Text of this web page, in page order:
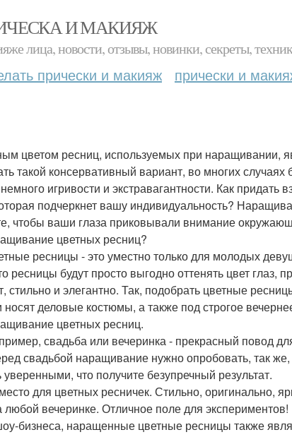
И МАКИЯЖ
лица, новости, отзывы, новинки, секреты,
прически и макияж прически и
цветом ресниц, используемых при наращивании,
такой консервативный вариант, во многих
игривости и экстравагантности. Как придать
подчеркнет вашу индивидуальность?
чтобы ваши глаза приковывали внимание
цветных ресниц?
ресницы - это уместно только для молодых
ресницы будут просто выгодно оттенять цвет глаз,
и элегантно. Так, подобрать цветные
деловые костюмы, а также под строгое
цветных ресниц.
свадьба или вечеринка - прекрасный повод
свадьбой наращивание нужно опробовать, так
что получите безупречный результат.
для цветных ресничек. Стильно, оригинально,
вечеринке. Отличное поле для экспериментов!
бизнеса, наращенные цветные ресницы также